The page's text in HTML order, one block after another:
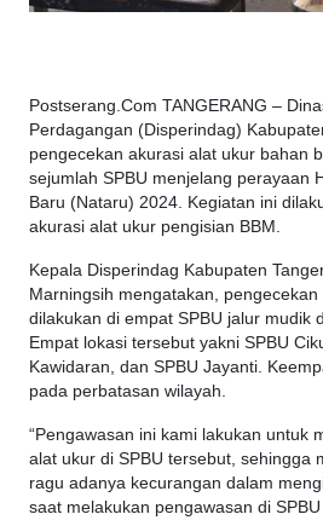
Postserang.Com TANGERANG –
Perdagangan (Disperindag)
pengecekan akurasi alat ukur bahan
sejumlah SPBU menjelang perayaan
Baru (Nataru) 2024. Kegiatan ini
akurasi alat ukur pengisian BBM.
Kepala Disperindag Kabupaten
Marningsih mengatakan, pengecekan
dilakukan di empat SPBU jalur mudik
Empat lokasi tersebut yakni SPBU
Kawidaran, dan SPBU Jayanti.
pada perbatasan wilayah.
“Pengawasan ini kami lakukan untuk
alat ukur di SPBU tersebut, sehingga
ragu adanya kecurangan dalam
saat melakukan pengawasan di